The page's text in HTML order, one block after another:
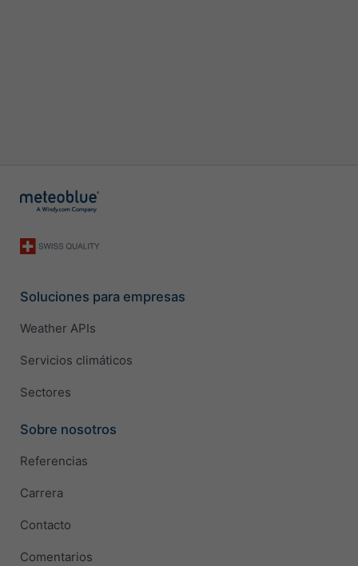
Soluciones para empresas
Weather APIs
Servicios climáticos
Sectores
Sobre nosotros
Referencias
Carrera
Contacto
Comentarios